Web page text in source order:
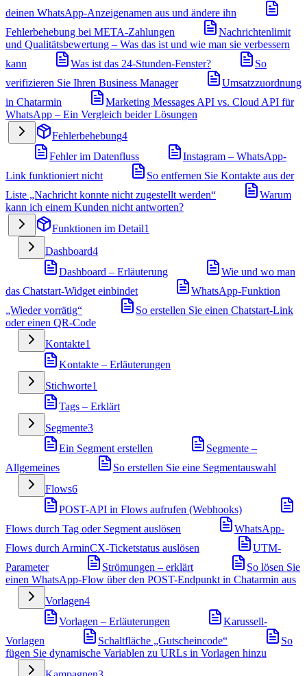
deinen WhatsApp-Anzeigenamen aus und ändere ihn
Fehlerbehebung bei META-Zahlungen
Nachrichtenlimit
und Qualitätsbewertung – Was das ist und wie man sie verbessern
kann
Was ist das 24-Stunden-Fenster?
So
verifizieren Sie Ihren Business Manager
Umsatzzuordnung
in Chatarmin
Marketing Messages API vs. Cloud API für
WhatsApp – Ein Vergleich beider Lösungen
Fehlerbehebung4
Fehler im Datenfluss
Instagram – WhatsApp-
Link funktioniert nicht
So entfernen Sie Kontakte aus der
Liste „Nachricht konnte nicht zugestellt werden“
Warum
kann ich einem Kunden nicht antworten?
Funktionen im Detail1
Dashboard4
Dashboard – Erläuterung
Wie und wo man
das Chatstart-Widget einbindet
WhatsApp-Funktion
„Wieder vorrätig“
So erstellen Sie einen Chatstart-Link
oder einen QR-Code
Kontakte1
Kontakte – Erläuterungen
Stichworte1
Tags – Erklärt
Segmente3
Ein Segment erstellen
Segmente –
Allgemeines
So erstellen Sie eine Segmentauswahl
Flows6
POST-API in Flows aufrufen (Webhooks)
Flows durch Tag oder Segment auslösen
WhatsApp-
Flows durch ArminCX-Ticketstatus auslösen
UTM-
Parameter
Strömungen – erklärt
So lösen Sie
einen WhatsApp-Flow über den POST-Endpunkt in Chatarmin aus
Vorlagen4
Vorlagen – Erläuterungen
Karussell-
Vorlagen
Schaltfläche „Gutscheincode“
So
fügen Sie dynamische Variablen zu URLs in Vorlagen hinzu